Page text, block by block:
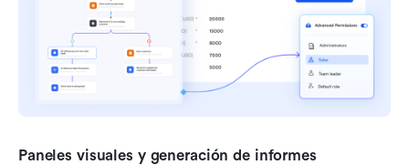
Paneles visuales y generación de informes